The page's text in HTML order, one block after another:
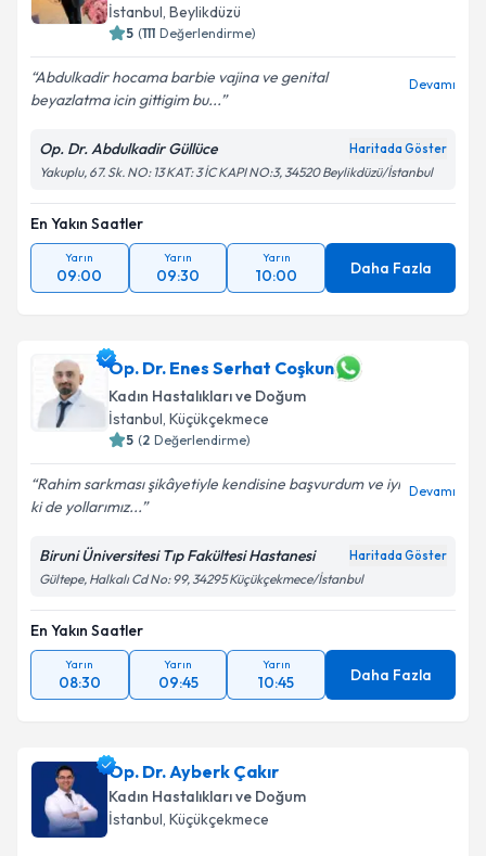
Kişisel verilerimin işlenmesine ilişkin
Aydınlatma
Metni'ni okudum ve kişisel verilerimin belirtilen
Takvim Talebini Gönder
İstanbul, Beylikdüzü
5 (111 Değerlendirme)
Abdulkadir hocama barbie vajina ve genital
beyazlatma icin gittigim bu...
Devamı
Op. Dr. Abdulkadir Güllüce Haritada Göster
Yakuplu, 67. Sk. NO: 13 KAT: 3 İC KAPI NO:3, 34520 Beylikdüzü/İstanbul
En Yakın Saatler
Yarın
09:00
Yarın
09:30
Yarın
10:00 Daha Fazla
Op. Dr. Enes Serhat Coşkun
Kadın Hastalıkları ve Doğum
İstanbul, Küçükçekmece
5 (2 Değerlendirme)
Rahim sarkması şikâyetiyle kendisine başvurdum ve iyi
ki de yollarımız...
Devamı
Biruni Üniversitesi Tıp Fakültesi Hastanesi Haritada Göster
Gültepe, Halkalı Cd No: 99, 34295 Küçükçekmece/İstanbul
En Yakın Saatler
Yarın
08:30
Yarın
09:45
Yarın
10:45 Daha Fazla
Op. Dr. Ayberk Çakır
Kadın Hastalıkları ve Doğum
İstanbul, Küçükçekmece